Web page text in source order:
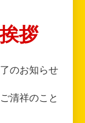
拶
のお知らせ
清祥のこと